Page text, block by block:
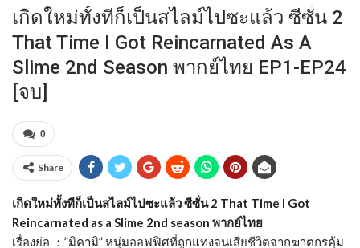
เกิดใหม่ทั้งทีก็เป็นสไลม์ไปซะแล้ว ซีซั่น 2
That Time I Got Reincarnated As A
Slime 2nd Season พากย์ไทย EP1-EP24
[จบ]
0
Share
เกิดใหม่ทั้งทีก็เป็นสไลม์ไปซะแล้ว ซีซั่น 2 That Time I Got
Reincarnated as a Slime 2nd season พากย์ไทย
เรื่องย่อ ：”มิคามิ” หนุ่มออฟฟิศที่ถูกแทงจนเสียชีวิตจากฆาตกรคุ้ม